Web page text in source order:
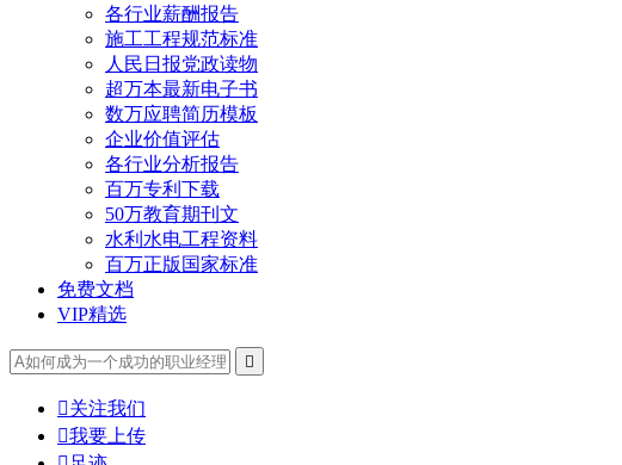
各行业薪酬报告
施工工程规范标准
人民日报党政读物
超万本最新电子书
数万应聘简历模板
企业价值评估
各行业分析报告
百万专利下载
50万教育期刊文
水利水电工程资料
百万正版国家标准
免费文档
VIP精选

关注我们
我要上传